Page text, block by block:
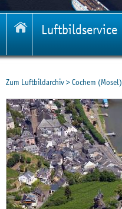
Luftbildservice
Zum Luftbildarchiv>Cochem (Mosel)